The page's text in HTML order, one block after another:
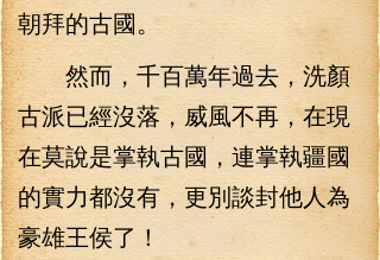
朝拜的古國。
然而，千百萬年過去，洗顏
古派已經沒落，威風不再，在現
在莫說是掌執古國，連掌執疆國
的實力都沒有，更別談封他人為
豪雄王侯了！